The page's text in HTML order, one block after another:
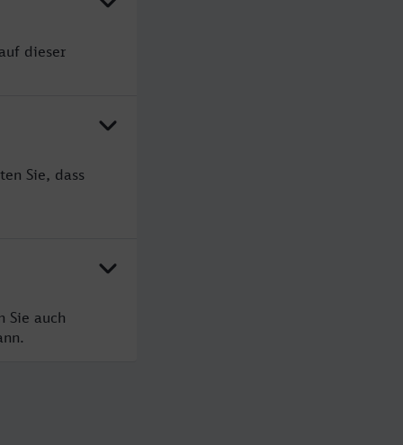
dieser
Sie, dass
Sie auch